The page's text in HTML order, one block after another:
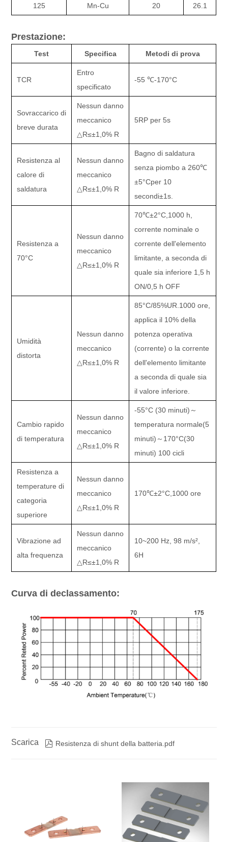
125 Mn-Cu 20 26.1
Prestazione:
Test Specifica Metodi di prova
TCR
Entro
specificato
-55 ℃-170°C
Sovraccarico di
breve durata
Nessun danno
meccanico
△R≤±1,0% R
5RP per 5s
Resistenza al
calore di
saldatura
Nessun danno
meccanico
△R≤±1,0% R
Bagno di saldatura
senza piombo a 260℃
±5°Cper 10
secondi±1s.
Resistenza a
70°C
Nessun danno
meccanico
△R≤±1,0% R
70℃±2°C, 1000 h,
corrente nominale o
corrente dell'elemento
limitante, a seconda di
quale sia inferiore 1,5 h
ON/0,5 h OFF
Umidità
distorta
Nessun danno
meccanico
△R≤±1,0% R
85°C/85%UR.1000 ore,
applica il 10% della
potenza operativa
(corrente) o la corrente
dell'elemento limitante
a seconda di quale sia
il valore inferiore.
Cambio rapido
di temperatura
Nessun danno
meccanico
△R≤±1,0% R
-55°C (30 minuti)～
temperatura normale(5
minuti)～ 170°C(30
minuti) 100 cicli
Resistenza a
temperature di
categoria
superiore
Nessun danno
meccanico
△R≤±1,0% R
170℃±2°C, 1000 ore
Vibrazione ad
alta frequenza
Nessun danno
meccanico
△R≤±1,0% R
10~200 Hz, 98 m/s²
6H
Curva di declassamento:
Scarica  Resistenza di shunt della batteria.pdf